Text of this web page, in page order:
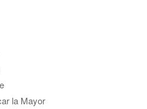
la Mayor